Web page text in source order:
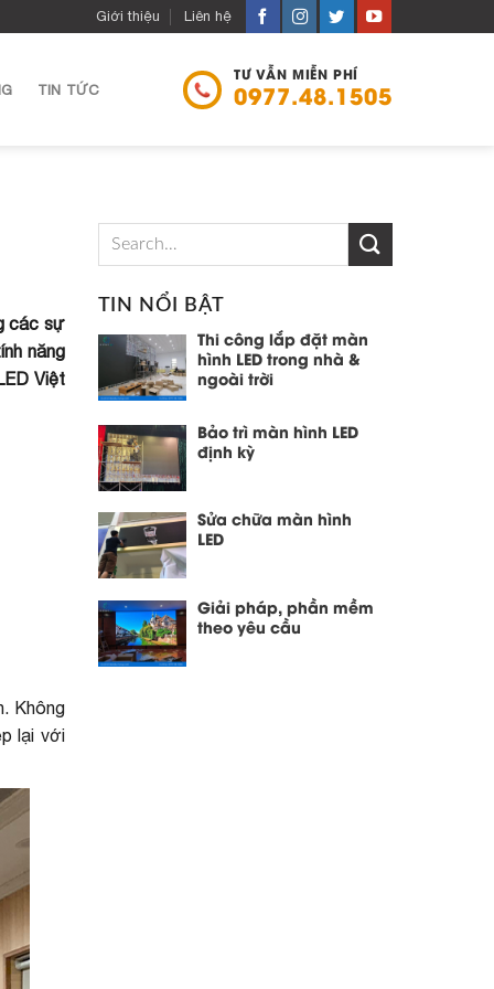
Giới thiệu Liên hệ
TIN TỨC
TƯ VẪN MIỄN PHÍ
0977.48.1505
các sự
năng
Việt
Không
lại với
TIN NỔI BẬT
Thi công lắp đặt màn
hình LED trong nhà &
ngoài trời
Bảo trì màn hình LED
định kỳ
Sửa chữa màn hình
LED
Giải pháp, phần mềm
theo yêu cầu